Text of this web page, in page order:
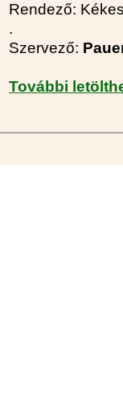
Rendező:
.
Szervező:
További